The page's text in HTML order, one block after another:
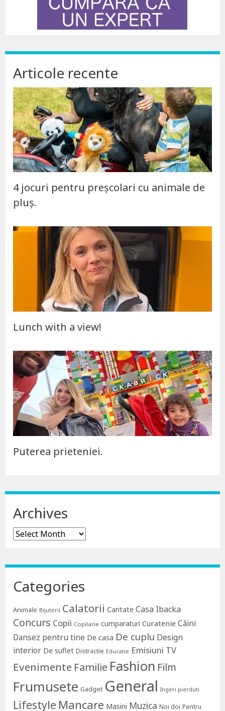
Articole recente
4 jocuri pentru preșcolari cu animale de
pluș.
Lunch with a view!
Puterea prieteniei.
Archives
Archives
Categories
Animale Bijuterii Calatorii Caritate Casa Ibacka
Concurs Copii Copilarie cumparaturi Curatenie Câini
Dansez pentru tine De casa De cuplu Design
interior De suflet Distractie Educatie Emisiuni TV
Evenimente Familie Fashion Film
Frumusete Gadget General Ingeri pierduti
Lifestyle Mancare Masini Muzica Noi doi Pentru